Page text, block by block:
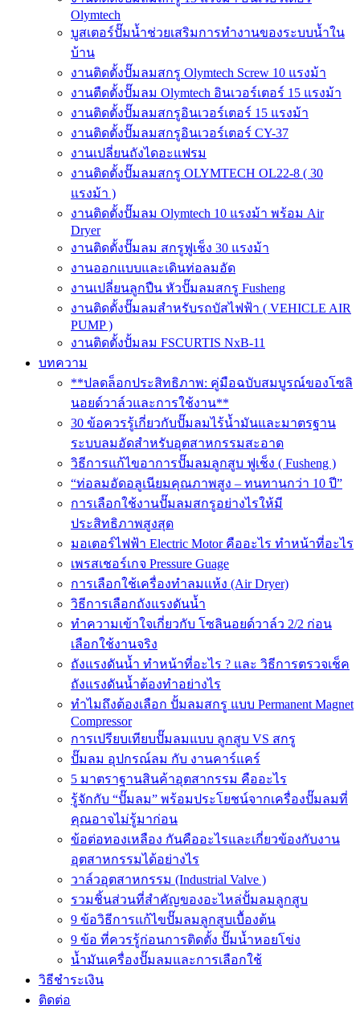
Olymtech
บูสเตอร์ปั๊มน้ำช่วยเสริมการทำงานของระบบน้ำใน
บ้าน
งานติดตั้งปั๊มลมสกรู Olymtech Screw 10 แรงม้า
งานตืดตั้งปั๊มลม Olymtech อินเวอร์เตอร์ 15 แรงม้า
งานติดตั้งปั๊มลมสกรูอินเวอร์เตอร์ 15 แรงม้า
งานติดตั้งปั๊มลมสกรูอินเวอร์เตอร์ CY-37
งานเปลี่ยนถังไดอะแฟรม
งานติดตั้งปั๊มลมสกรู OLYMTECH OL22-8 ( 30
แรงม้า )
งานติดตั้งปั๊มลม Olymtech 10 แรงม้า พร้อม Air
Dryer
งานติดตั้งปั๊มลม สกรูฟูเช็ง 30 แรงม้า
งานออกแบบและเดินท่อลมอัด
งานเปลี่ยนลูกปืน หัวปั๊มลมสกรู Fusheng
งานติดตั้งปั๊มลมสำหรับรถบัสไฟฟ้า ( VEHICLE AIR
PUMP )
งานติดตั้งปั้มลม FSCURTIS NxB-11
บทความ
**ปลดล็อกประสิทธิภาพ: คู่มือฉบับสมบูรณ์ของโซลิ
นอยด์วาล์วและการใช้งาน**
30 ข้อควรรู้เกี่ยวกับปั๊มลมไร้น้ำมันและมาตรฐาน
ระบบลมอัดสำหรับอุตสาหกรรมสะอาด
วิธีการแก้ไขอาการปั๊มลมลูกสูบ ฟูเช็ง ( Fusheng )
“ท่อลมอัดอลูเนียมคุณภาพสูง – ทนทานกว่า 10 ปี”
การเลือกใช้งานปั๊มลมสกรูอย่างไรให้มี
ประสิทธิภาพสูงสุด
มอเตอร์ไฟฟ้า Electric Motor คืออะไร ทำหน้าที่อะไร
เพรสเชอร์เกจ Pressure Guage
การเลือกใช้เครื่องทำลมแห้ง (Air Dryer)
วิธีการเลือกถังแรงดันน้ำ
ทำความเข้าใจเกี่ยวกับ โซลินอยด์วาล์ว 2/2 ก่อน
เลือกใช้งานจริง
ถังแรงดันน้ำ ทำหน้าที่อะไร ? และ วิธีการตรวจเช็ค
ถังแรงดันน้ำต้องทำอย่างไร
ทำไมถึงต้องเลือก ปั้มลมสกรู แบบ Permanent Magnet
Compressor
การเปรียบเทียบปั๊มลมแบบ ลูกสูบ VS สกรู
ปั๊มลม อุปกรณ์ลม กับ งานคาร์แคร์
5 มาตราฐานสินค้าอุตสากรรม คืออะไร
รู้จักกับ “ปั๊มลม” พร้อมประโยชน์จากเครื่องปั๊มลมที่
คุณอาจไม่รู้มาก่อน
ข้อต่อทองเหลือง กันคืออะไรและเกี่ยวข้องกับงาน
อุตสาหกรรมได้อย่างไร
วาล์วอุตสาหกรรม (Industrial Valve )
รวมชิ้นส่วนที่สำคัญของอะไหล่ปั้มลมลูกสูบ
9 ข้อวิธีการแก้ไขปั๊มลมลูกสูบเบื้องต้น
9 ข้อ ที่ควรรู้ก่อนการติดตั้ง ปั๊มน้ำหอยโข่ง
น้ำมันเครื่องปั๊มลมและการเลือกใช้
วิธีชำระเงิน
ติดต่อ